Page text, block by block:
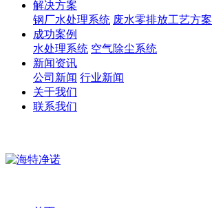
解决方案
钢厂水处理系统 废水零排放工艺方案
成功案例
水处理系统 空气除尘系统
新闻资讯
公司新闻 行业新闻
关于我们
联系我们